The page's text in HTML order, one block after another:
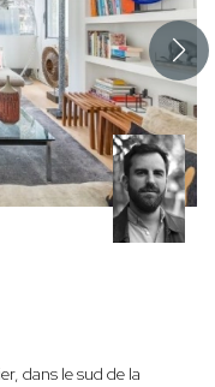
dans le sud de la